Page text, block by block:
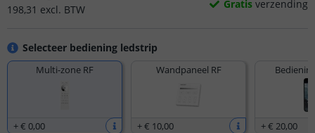
Selecteer bediening ledstrip
Multi-zone RF
+€ 0,00
Wandpaneel RF
+€ 10,00 +€ 20,00
198,31 excl. BTW
Gratis verzending